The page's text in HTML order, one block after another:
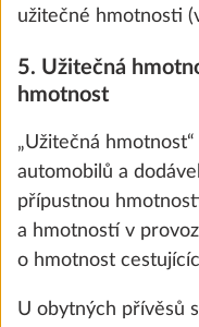
Vodní čerpadlo
užitečné hmotnosti
5. Užitečná
hmotnost
„Užitečná
automobilů a
přípustnou
a hmotností v
o hmotnost
U obytných přívěsů